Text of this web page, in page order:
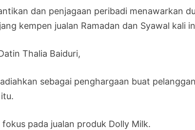
dan penjagaan peribadi menawarkan
kempen jualan Ramadan dan Syawal kali
Thalia Baiduri,
sebagai penghargaan buat
pada jualan produk Dolly Milk.